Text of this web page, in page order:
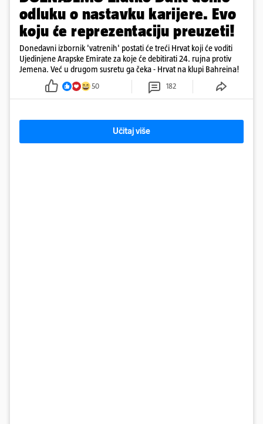
odluku o nastavku karijere. Evo
koju će reprezentaciju preuzeti!
Donedavni izbornik 'vatrenih' postati će treći Hrvat koji će voditi
Ujedinjene Arapske Emirate za koje će debitirati 24. rujna protiv
Jemena. Već u drugom susretu ga čeka - Hrvat na klupi Bahreina!
50 182
Učitaj više